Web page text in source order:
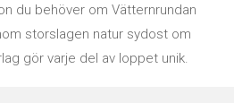
du behöver om Vätternrundan
storslagen natur sydost om
gör varje del av loppet unik.